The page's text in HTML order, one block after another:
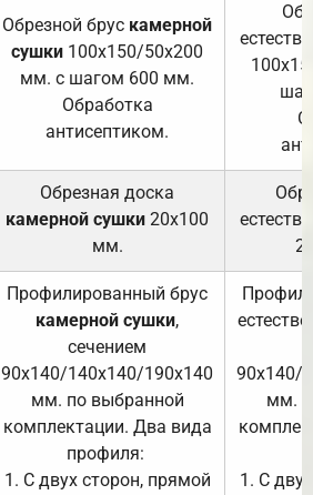
Обрезной брус камерной
сушки 100х150/50х200
мм. с шагом 600 мм.
Обработка
антисептиком.
Обрезная доска
камерной сушки 20х100
мм.
Профилированный брус
камерной сушки,
сечением
90х140/140х140/190х140
мм. по выбранной
комплектации. Два вида
профиля:
1. С двух сторон, прямой
90х140/
мм.
1. С